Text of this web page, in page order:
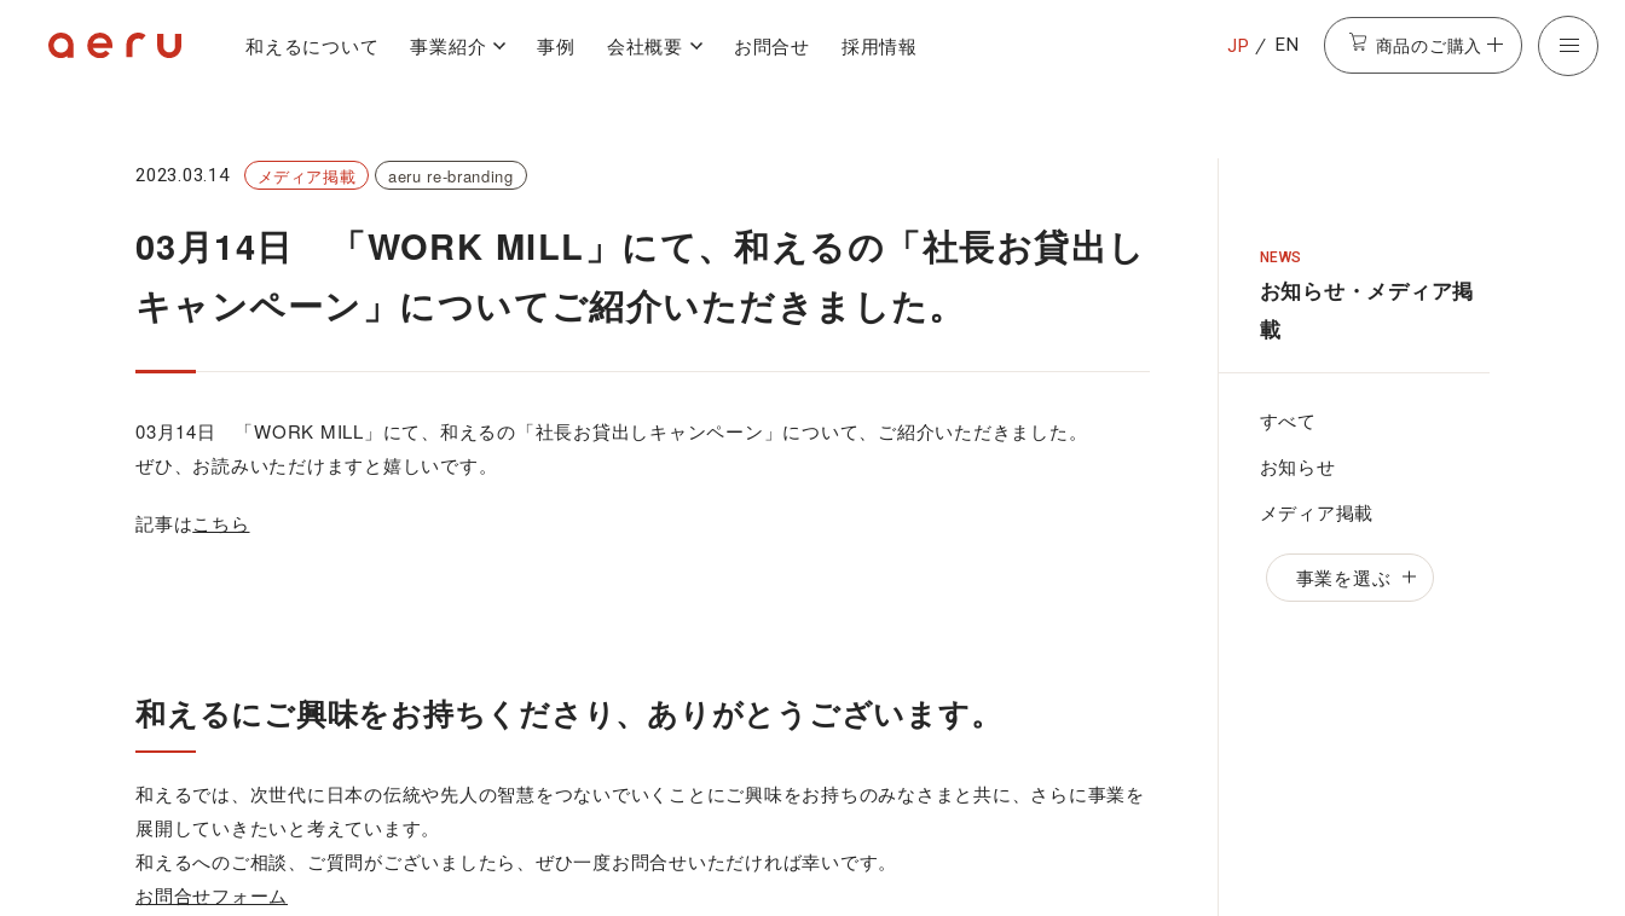
和えるについて 事業紹介 事例 会社概要 お問合せ 採用情報 JP EN 商品のご購入
2023.03.14 メディア掲載 aeru re-branding
03月14日 「WORK MILL」にて、和えるの「社長お貸出し
キャンペーン」についてご紹介いただきました。
03月14日 「WORK MILL」にて、和えるの「社長お貸出しキャンペーン」について、ご紹介いただきました。
ぜひ、お読みいただけますと嬉しいです。
記事はこちら
和えるにご興味をお持ちくださり、ありがとうございます。
和えるでは、次世代に日本の伝統や先人の智慧をつないでいくことにご興味をお持ちのみなさまと共に、さらに事業を
展開していきたいと考えています。
和えるへのご相談、ご質問がございましたら、ぜひ一度お問合せいただければ幸いです。
お問合せフォーム
NEWS
お知らせ・メディア掲
載
すべて
お知らせ
メディア掲載
事業を選ぶ